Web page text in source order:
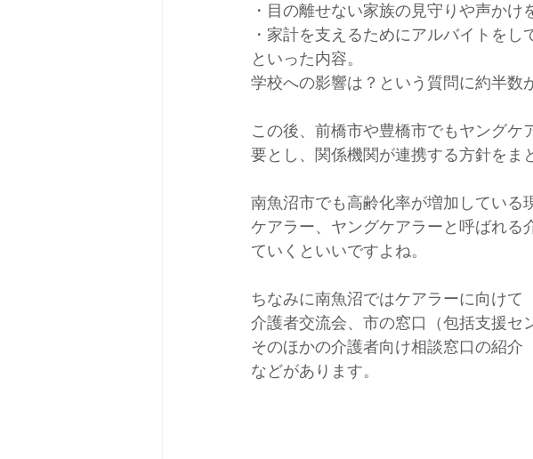
・目の離せない家族の見守りや声かけ
・家計を支えるためにアルバイトをし
といった内容。
学校への影響は？という質問に約半数
この後、前橋市や豊橋市でもヤング
要とし、関係機関が連携する方針をま
南魚沼市でも高齢化率が増加している
ケアラー、ヤングケアラーと呼ばれる
ていくといいですよね。
ちなみに南魚沼ではケアラーに向けて
介護者交流会、市の窓口（包括支援セ
そのほかの介護者向け相談窓口の紹介
などがあります。